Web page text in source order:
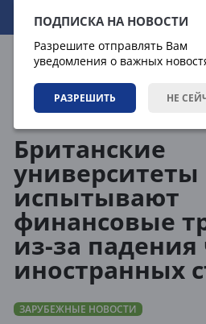
ПОДПИСКА НА НОВОСТИ
Разрешите отправлять Вам
уведомления о важных
РАЗРЕШИТЬ НЕ
08.08.2026 20:26:22
Британские
университеты
испытывают
финансовые
из-за падения
иностранных
ЗАРУБЕЖНЫЕ НОВОСТИ